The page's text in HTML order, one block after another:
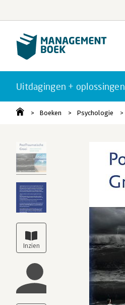
Uitdagingen + oplossingen
Boeken Psychologie